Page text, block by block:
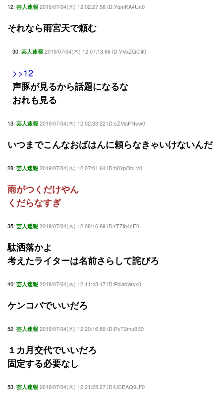
12: 芸人速報 2019/07/04(木) 12:02:27.58 ID:YqmKA4Un0
それなら雨宮天で頼む
30: 芸人速報 2019/07/04(木) 12:07:13.66 ID:VVoZQOit0
>>12
声豚が見るから話題になるな
おれも見る
13: 芸人速報 2019/07/04(木) 12:02:33.22 ID:sZMaFNsw0
いつまでこんなおばはんに頼らなきゃいけないんだ
28: 芸人速報 2019/07/04(木) 12:07:01.64 ID:h0YpObLv0
雨がつくだけやん
くだらなすぎ
35: 芸人速報 2019/07/04(木) 12:08:16.89 ID:rTZlb4cE0
駄洒落かよ
考えたライターは名前さらして詫びろ
40: 芸人速報 2019/07/04(木) 12:11:43.47 ID:PblabWsx0
ケンコバでいいだろ
52: 芸人速報 2019/07/04(木) 12:20:16.89 ID:PxT2mu9E0
１カ月交代でいいだろ
固定する必要なし
53: 芸人速報 2019/07/04(木) 12:21:25.27 ID:UCEAQ9Uf0